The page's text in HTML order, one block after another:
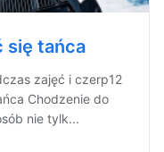
się tańca
zajęć i czerp12
Chodzenie do
nie tylk...